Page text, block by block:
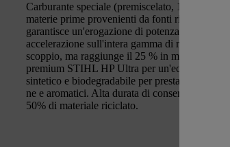
Carburante speciale (premiscelato, 1:50) per
materie prime provenienti da fonti
garantisce un'erogazione di potenza ottimale,
accelerazione sull'intera gamma di regimi e un
scoppio, ma raggiunge il 25 % in meno di
premium STIHL HP Ultra per un'eccellente
sintetico e biodegradabile per prestazioni e
ne e aromatici. Alta durata di conservazione
50% di materiale riciclato.